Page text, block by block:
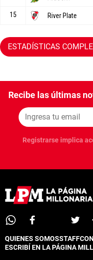
ESTADÍSTICAS
Recibe las últimas
Registrarse implica
QUIENES SOMOSSTAFF
ESCRIBÍ EN LA PÁGINA